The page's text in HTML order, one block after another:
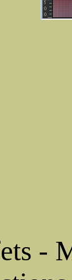
-